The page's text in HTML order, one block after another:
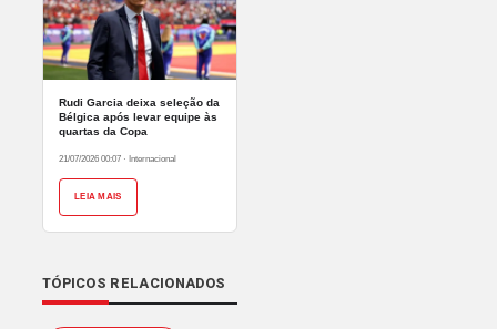
Rudi Garcia deixa seleção da
Bélgica após levar equipe às
quartas da Copa
21/07/2026 00:07 · Internacional
LEIA MAIS
TÓPICOS RELACIONADOS